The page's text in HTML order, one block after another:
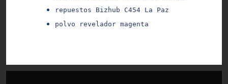
repuestos Bizhub C454 La Paz
polvo revelador magenta